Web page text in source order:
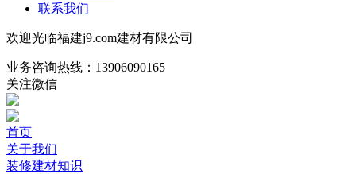
联系我们
欢迎光临福建j9.com建材有限公司
业务咨询热线： 13906090165
关注微信
首页
关于我们
装修建材知识